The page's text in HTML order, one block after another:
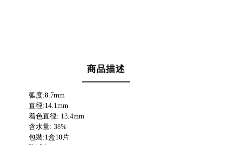
商品描述
弧度:8.7mm
直徑:14.1mm
着色直徑: 13.4mm
含水量: 38%
包裝:1盒10片